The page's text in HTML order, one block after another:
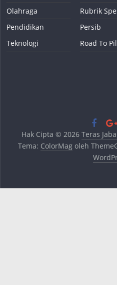
Olahraga
Pendidikan
Teknologi
Rubrik
Persib
Road To
Hak Cipta © 2026 Teras
Tema: ColorMagoleh